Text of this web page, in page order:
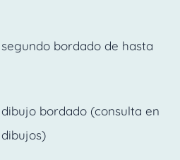
bordado de hasta
bordado (consulta en